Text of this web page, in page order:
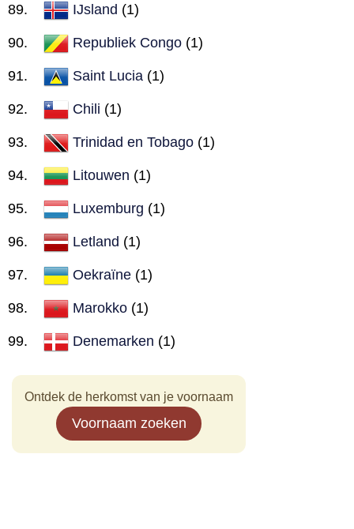
IJsland (1)
Republiek Congo (1)
Saint Lucia (1)
Chili (1)
Trinidad en Tobago (1)
Litouwen (1)
Luxemburg (1)
Letland (1)
Oekraïne (1)
Marokko (1)
Denemarken (1)
Ontdek de herkomst van je voornaam
Voornaam zoeken